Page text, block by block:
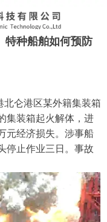
特种船舶如何预防
北仑港区某外籍集装箱
集装箱起火解体 ， 进
元经济损失。涉事船
停止作业三日。事故